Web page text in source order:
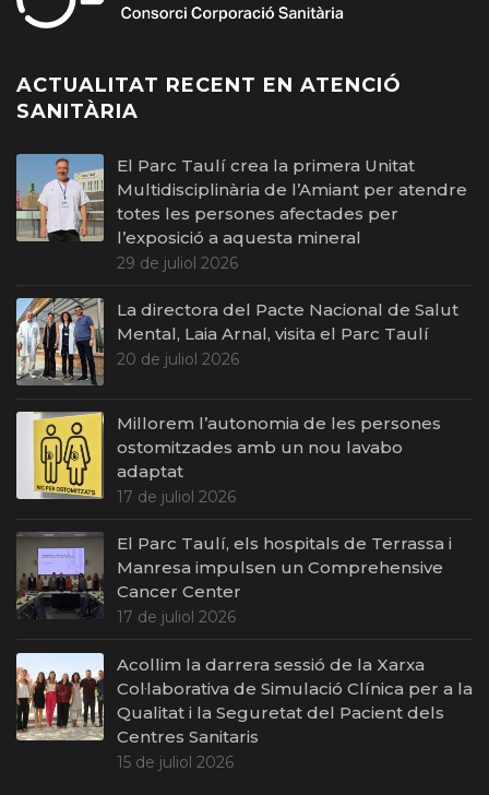
ACTUALITAT RECENT EN ATENCIÓ
SANITÀRIA
El Parc Taulí crea la primera Unitat
Multidisciplinària de l’Amiant per atendre
totes les persones afectades per
l’exposició a aquesta mineral
29 de juliol 2026
La directora del Pacte Nacional de Salut
Mental, Laia Arnal, visita el Parc Taulí
20 de juliol 2026
Millorem l’autonomia de les persones
ostomitzades amb un nou lavabo
adaptat
17 de juliol 2026
El Parc Taulí, els hospitals de Terrassa i
Manresa impulsen un Comprehensive
Cancer Center
17 de juliol 2026
Acollim la darrera sessió de la Xarxa
Col·laborativa de Simulació Clínica per a la
Qualitat i la Seguretat del Pacient dels
Centres Sanitaris
15 de juliol 2026